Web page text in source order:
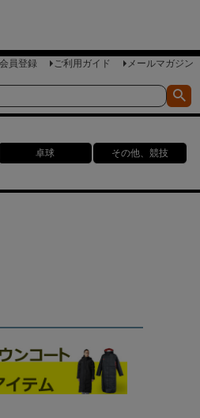
会員登録 ご利用ガイド メールマガジン
卓球
その他、競技